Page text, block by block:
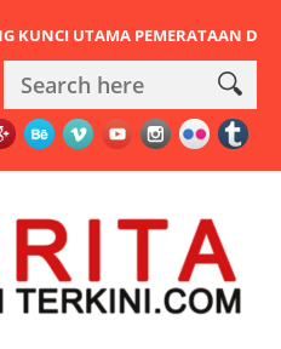
PEMERATAAN DAN URAT